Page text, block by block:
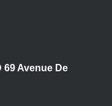
69 Avenue De